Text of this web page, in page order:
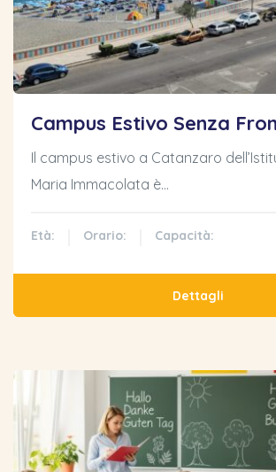
Campus Estivo Senza
Il campus estivo a Catanzaro
Maria Immacolata è…
Età: Orario: Capacità:
Dettagli